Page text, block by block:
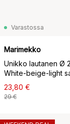
Varastossa
Marimekko
Unikko lautanen Ø
White-beige-light
green
23,80 €
29 €